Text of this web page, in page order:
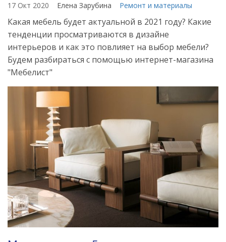
17 Окт 2020 Елена Зарубина Ремонт и материалы
Какая мебель будет актуальной в 2021 году? Какие
тенденции просматриваются в дизайне
интерьеров и как это повлияет на выбор мебели?
Будем разбираться с помощью интернет-магазина
"Мебелист"